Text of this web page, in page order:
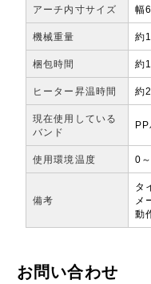
アーチ内寸サイズ 幅
機械重量 約
梱包時間 約
ヒーター昇温時間 約
現在使用している
バンド
使用環境温度 0
備考
タ
メ
動
お問い合わせ